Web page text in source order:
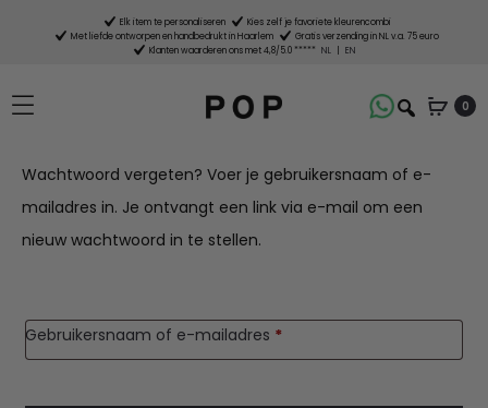
Elk item te personaliseren
Kies zelf je favoriete kleurencombi
Met liefde ontworpen en handbedrukt in Haarlem
Gratis verzending in NL v.a. 75 euro
Klanten waarderen ons met 4,8/5.0 ***** NL EN
0
W
a
h
t
Wachtwoord vergeten? Voer je gebruikersnaam of e-
mailadres in. Je ontvangt een link via e-mail om een
nieuw wachtwoord in te stellen.
Gebruikersnaam of e-mailadres *Vereist